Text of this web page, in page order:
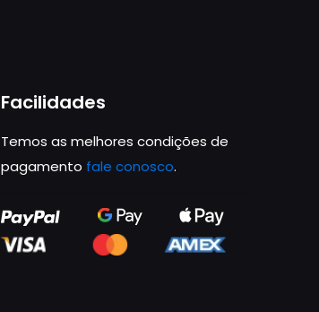
Facilidades
Temos as melhores condições de
pagamento fale conosco.